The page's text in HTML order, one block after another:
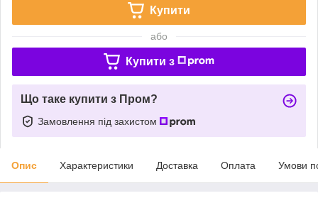
Купити
або
Купити з
Що таке купити з Пром?
Замовлення під захистом
Опис Характеристики Доставка Оплата Умови